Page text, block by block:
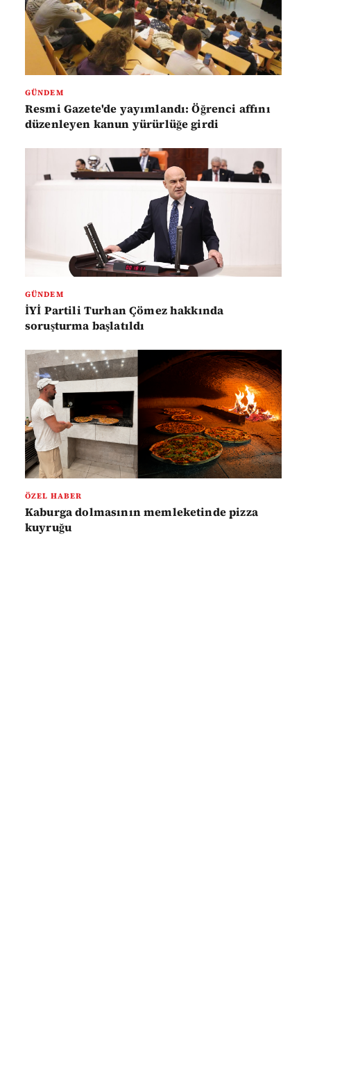
GÜNDEM
Resmi Gazete'de yayımlandı: Öğrenci affını
düzenleyen kanun yürürlüğe girdi
GÜNDEM
İYİ Partili Turhan Çömez hakkında
soruşturma başlatıldı
ÖZEL HABER
Kaburga dolmasının memleketinde pizza
kuyruğu